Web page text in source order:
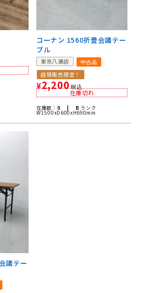
コーナン 1560折畳会議テー
ブル
東京八潮店
中古品
店頭販売限定！
¥2,200 税込
在庫切れ
在庫数： 0 | B ランク
W1500xD600xH690mm
議テー